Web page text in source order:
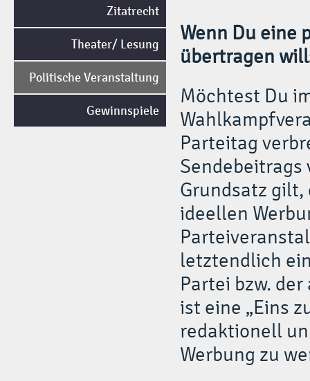
Zitatrecht
Theater/ Lesung
Politische Veranstaltung
Gewinnspiele
Wenn Du eine
übertragen
Möchtest Du
Parteitag
Grundsatz gilt,
ideellen
letztendlich
Partei bzw.
ist eine „Eins
redaktionell
Werbung zu